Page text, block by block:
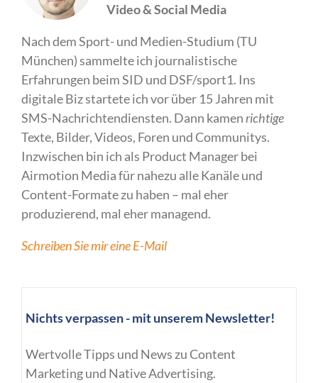
Video & Social Media
Nach dem Sport- und Medien-Studium (TU
München) sammelte ich journalistische
Erfahrungen beim SID und DSF/sport1. Ins
digitale Biz startete ich vor über 15 Jahren mit
SMS-Nachrichtendiensten. Dann kamenrichtige
Texte, Bilder, Videos, Foren und Communitys.
Inzwischen bin ich als Product Manager bei
Airmotion Media für nahezu alle Kanäle und
Content-Formate zu haben – mal eher
produzierend, mal eher managend.
Schreiben Sie mir eine E-Mail
Nichts verpassen - mit unserem Newsletter!
Wertvolle Tipps und News zu Content
Marketing und Native Advertising.